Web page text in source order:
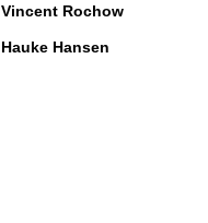
Vincent Rochow
Hauke Hansen